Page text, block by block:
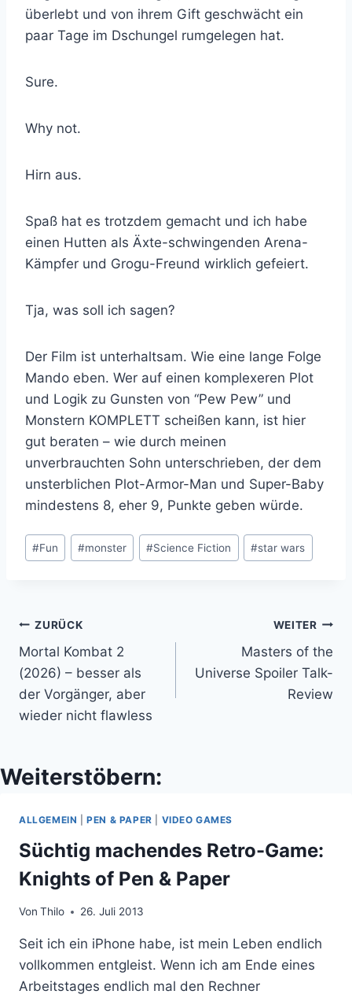
überlebt und von ihrem Gift geschwächt ein
paar Tage im Dschungel rumgelegen hat.
Sure.
Why not.
Hirn aus.
Spaß hat es trotzdem gemacht und ich habe
einen Hutten als Äxte-schwingenden Arena-
Kämpfer und Grogu-Freund wirklich gefeiert.
Tja, was soll ich sagen?
Der Film ist unterhaltsam. Wie eine lange Folge
Mando eben. Wer auf einen komplexeren Plot
und Logik zu Gunsten von “Pew Pew” und
Monstern KOMPLETT scheißen kann, ist hier
gut beraten – wie durch meinen
unverbrauchten Sohn unterschrieben, der dem
unsterblichen Plot-Armor-Man und Super-Baby
mindestens 8, eher 9, Punkte geben würde.
Schlagworte:
#Fun #monster #Science Fiction #star wars
Beitragsnavigation
ZURÜCK
Mortal Kombat 2
(2026) – besser als
der Vorgänger, aber
wieder nicht flawless
WEITER
Masters of the
Universe Spoiler Talk-
Review
Weiterstöbern:
ALLGEMEIN |PEN & PAPER VIDEO GAMES
Süchtig machendes Retro-Game:
Knights of Pen & Paper
Von Thilo 26. Juli 2013
Seit ich ein iPhone habe, ist mein Leben endlich
vollkommen entgleist. Wenn ich am Ende eines
Arbeitstages endlich mal den Rechner